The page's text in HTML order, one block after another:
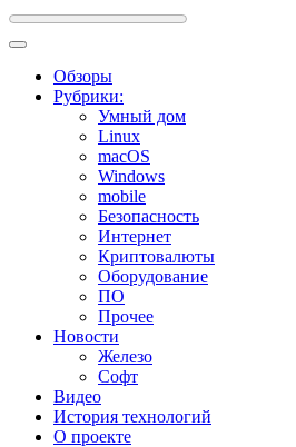
Обзоры
Рубрики:
Умный дом
Linux
macOS
Windows
mobile
Безопасность
Интернет
Криптовалюты
Оборудование
ПО
Прочее
Новости
Железо
Софт
Видео
История технологий
О проекте